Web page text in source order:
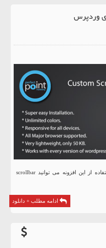
افزونه تغییر scrollbar برای وردپرس: با استفاده از این افزونه می توانید scrollbar
ادامه مطلب + دانلود